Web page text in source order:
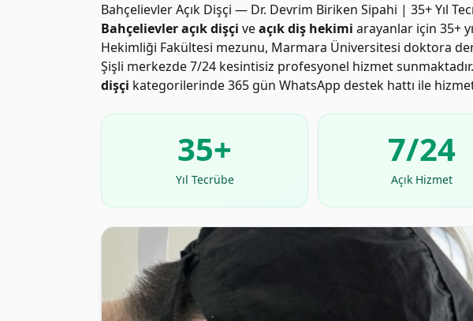
Bahçelievler Açık Dişçi — Dr. Devrim Biriken Sipahi | 35+ Yıl
Bahçelievler açık dişçi veaçık diş hekimi arayanlar için 35+
Hekimliği Fakültesi mezunu, Marmara Üniversitesi doktora
Şişli merkezde 7/24 kesintisiz profesyonel hizmet sunmaktadır.
dişçi kategorilerinde 365 gün WhatsApp destek hattı ile
35+
Yıl Tecrübe
7/24
Açık Hizmet